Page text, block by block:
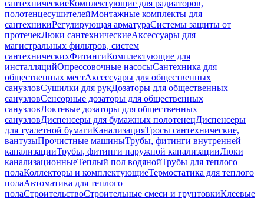
сантехническиеКомплектующие для радиаторов,
полотенцесушителейМонтажные комплекты для
сантехникиРегулирующая арматураСистемы защиты от
протечекЛюки сантехническиеАксессуары для
магистральных фильтров, систем
сантехническихФитингиКомплектующие для
инсталляцийОпрессовочные насосыСантехника для
общественных местАксессуары для общественных
санузловСушилки для рукДозаторы для общественных
санузловСенсорные дозаторы для общественных
санузловЛоктевые дозаторы для общественных
санузловДиспенсеры для бумажных полотенецДиспенсеры
для туалетной бумагиКанализацияТросы сантехнические,
вантузыПрочистные машиныТрубы, фитинги внутренней
канализацииТрубы, фитинги наружной канализацииЛюки
канализационныеТеплый пол водянойТрубы для теплого
полаКоллекторы и комплектующиеТермостатика для теплого
полаАвтоматика для теплого
полаСтроительствоСтроительные смеси и грунтовкиКлеевые